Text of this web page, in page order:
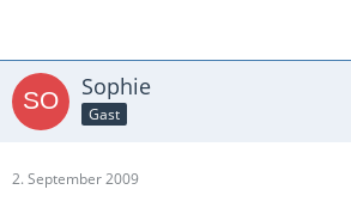
Sophie
Gast
2. September 2009